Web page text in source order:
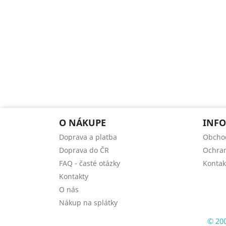
O NÁKUPE
Doprava a platba
Doprava do ČR
FAQ - časté otázky
Kontakty
O nás
Nákup na splátky
©